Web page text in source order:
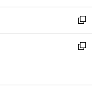
開
く
ウ
で
開
く
ン
ド
ウ
で
ウ
ィ
ン
ド
開
新
し
い
ン
新
ウ